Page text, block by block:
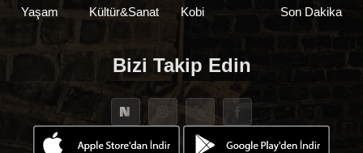
Yaşam
Kültür&Sanat
Kobi
Son Dakika
Bizi Takip Edin